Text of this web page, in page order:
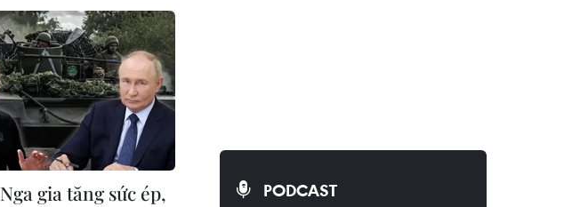
Nga gia tăng sức ép,
PODCAST